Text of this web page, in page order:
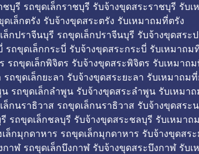
บุรี รถขุดเล็กราชบุรี รับจ้างขุดสระราชบุรี รับ
เล็กตรัง รับจ้างขุดสระตรัง รับเหมาถมที่ตรัง
กปราจีนบุรี รถขุดเล็กปราจีนบุรี รับจ้างขุดสระ
ถขุดเล็กกระบี่ รับจ้างขุดสระกระบี่ รับเหมาถม
รถขุดเล็กพิจิตร รับจ้างขุดสระพิจิตร รับเหมาถ
ถขุดเล็กยะลา รับจ้างขุดสระยะลา รับเหมาถม
รถขุดเล็กลำพูน รับจ้างขุดสระลำพูน รับเหมา
กนราธิวาส รถขุดเล็กนราธิวาส รับจ้างขุดสร
รถขุดเล็กชลบุรี รับจ้างขุดสระชลบุรี รับเหมาถ
ล็กมุกดาหาร รถขุดเล็กมุกดาหาร รับจ้างขุดสร
าฬ รถขุดเล็กบึงกาฬ รับจ้างขุดสระบึงกาฬ รับ